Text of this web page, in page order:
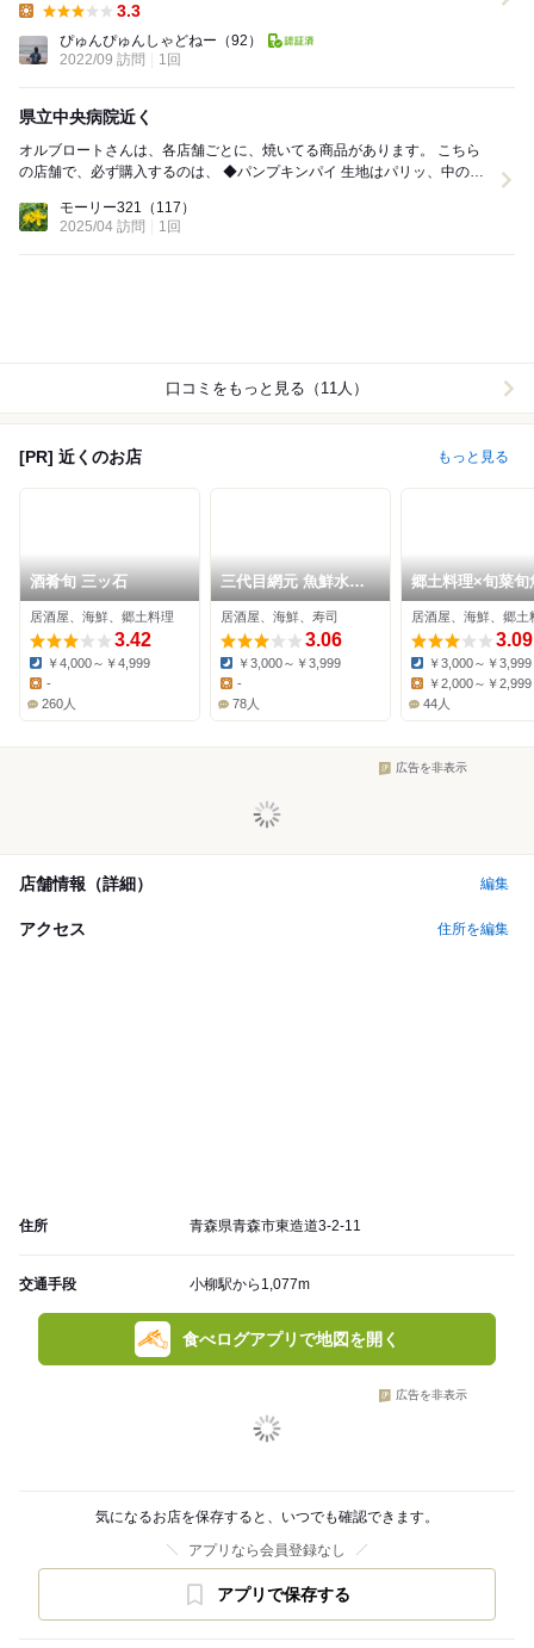
3.3
ぴゅんぴゅんしゃどねー （92）
2022/09 訪問
1回
県立中央病院近く
オルブロートさんは、各店舗ごとに、焼いてる商品があります。 こちら
の店舗で、必ず購入するのは、 ◆パンプキンパイ 生地はパリッ、中のか
モーリー321 （117）
2025/04 訪問
1回
口コミをもっと見る（11人）
[PR] 近くのお店 もっと見る
酒肴旬 三ッ石
居酒屋、海鮮、郷土料理
3.42
Dinner:
￥4,000～￥4,999
-
260人
三代目網元 魚鮮水産
青森駅前新町店
居酒屋、海鮮、寿司
3.06
Dinner:
￥3,000～￥3,999
Lunch:
-
78人
郷土料理×旬菜旬
味わう 茜屋 青森
店
居酒屋、海鮮、郷土
3.09
Dinner:
￥3,000～￥3,999
Lunch:
￥2,000～￥2,999
44人
広告を非表示
店舗情報（詳細） 編集
アクセス 住所を編集
住所 青森県青森市東造道3-2-11
交通手段 小柳駅から1,077m
食べログアプリで地図を開く
広告を非表示
気になるお店を保存すると、いつでも確認できます。
アプリなら会員登録なし
アプリで保存する